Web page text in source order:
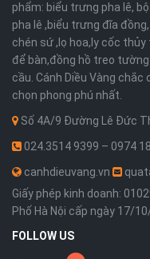
phẩm: biểu trưng pha lê,
pha lê ,biểu trưng đĩa
chén sứ ,lọ hoa,ly cốc
để bàn,đồng hồ treo
cầu. Cánh Diều Vàng
chọn phong phú nhất.
Số 4A/9 Đường Lê Đức
024.3514 9399 – 0974
canhdieuvang.vn
Giấy phép kinh doanh:
Phố Hà Nội cấp ngày 17/
FOLLOW US